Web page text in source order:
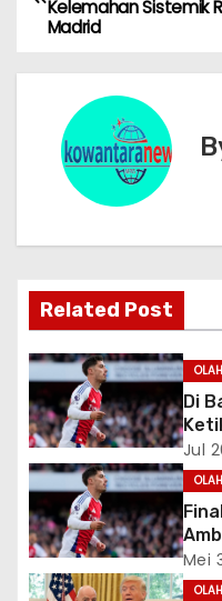
a
v
s
p
o
s
Kelemahan Sistemik
Madrid
Related Post
Di
Jul
Mei